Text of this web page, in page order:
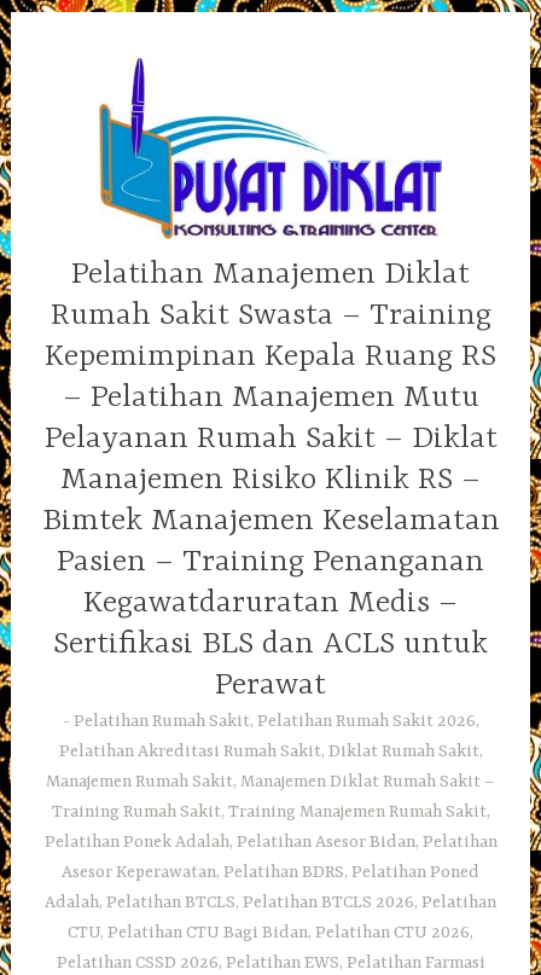
Skip
to
content
Pelatihan Manajemen Diklat
Rumah Sakit Swasta – Training
Kepemimpinan Kepala Ruang RS
– Pelatihan Manajemen Mutu
Pelayanan Rumah Sakit – Diklat
Manajemen Risiko Klinik RS –
Bimtek Manajemen Keselamatan
Pasien – Training Penanganan
Kegawatdaruratan Medis –
Sertifikasi BLS dan ACLS untuk
Perawat
Pelatihan Rumah Sakit, Pelatihan Rumah Sakit 2026,
Pelatihan Akreditasi Rumah Sakit, Diklat Rumah Sakit,
Manajemen Rumah Sakit, Manajemen Diklat Rumah Sakit –
Training Rumah Sakit, Training Manajemen Rumah Sakit,
Pelatihan Ponek Adalah, Pelatihan Asesor Bidan, Pelatihan
Asesor Keperawatan, Pelatihan BDRS, Pelatihan Poned
Adalah, Pelatihan BTCLS, Pelatihan BTCLS 2026, Pelatihan
CTU, Pelatihan CTU Bagi Bidan, Pelatihan CTU 2026,
Pelatihan CSSD 2026, Pelatihan EWS, Pelatihan Farmasi